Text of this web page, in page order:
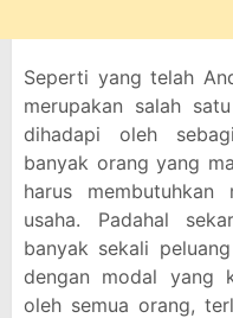
Seperti yang telah
merupakan salah
dihadapi oleh
banyak orang yang
harus
usaha. Padahal
banyak sekali
dengan modal yang
oleh semua orang,